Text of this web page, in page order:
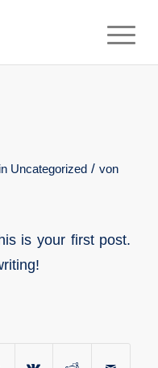
in Uncategorized / von
is your first post.